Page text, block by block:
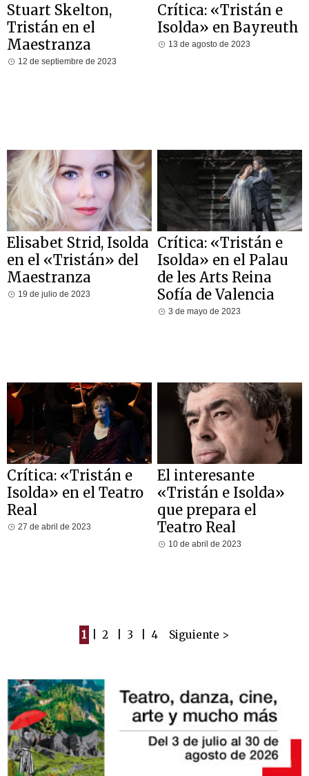
Stuart Skelton,
Tristán en el
Maestranza
12 de septiembre de 2023
Crítica: «Tristán e
Isolda» en Bayreuth
13 de agosto de 2023
Elisabet Strid, Isolda
en el «Tristán» del
Maestranza
19 de julio de 2023
Crítica: «Tristán e
Isolda» en el Palau
de les Arts Reina
Sofía de Valencia
3 de mayo de 2023
Crítica: «Tristán e
Isolda» en el Teatro
Real
27 de abril de 2023
El interesante
«Tristán e Isolda»
que prepara el
Teatro Real
10 de abril de 2023
1 2 3 4 Siguiente >